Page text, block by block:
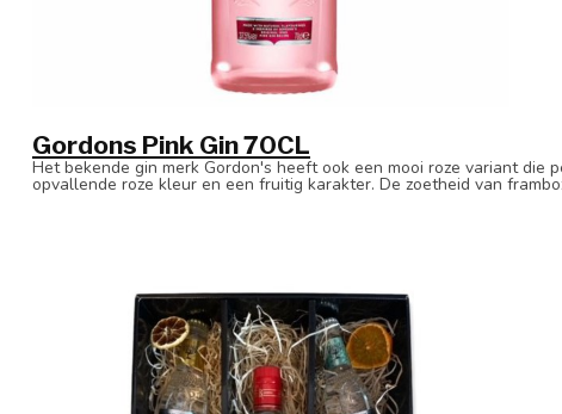
Gordons Pink Gin 70CL
Het bekende gin merk Gordon's heeft ook een mooi roze variant die
opvallende roze kleur en een fruitig karakter. De zoetheid van